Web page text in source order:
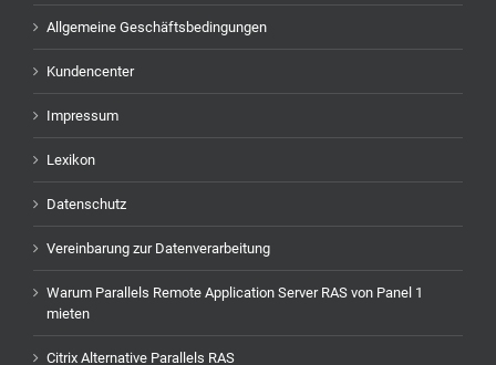
Allgemeine Geschäftsbedingungen
Kundencenter
Impressum
Lexikon
Datenschutz
Vereinbarung zur Datenverarbeitung
Warum Parallels Remote Application Server RAS von Panel 1
mieten
Citrix Alternative Parallels RAS